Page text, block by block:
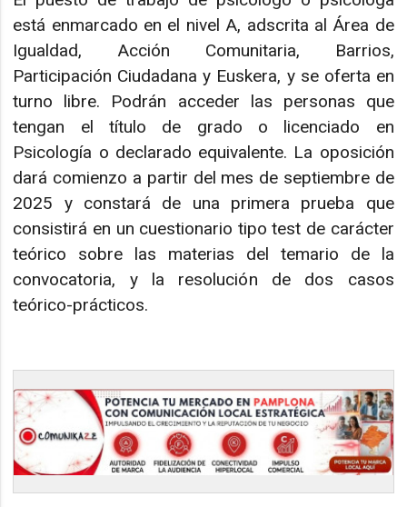
está enmarcado en el nivel A, adscrita al Área de
Igualdad, Acción Comunitaria, Barrios,
Participación Ciudadana y Euskera, y se oferta en
turno libre. Podrán acceder las personas que
tengan el título de grado o licenciado en
Psicología o declarado equivalente. La oposición
dará comienzo a partir del mes de septiembre de
2025 y constará de una primera prueba que
consistirá en un cuestionario tipo test de carácter
teórico sobre las materias del temario de la
convocatoria, y la resolución de dos casos
teórico-prácticos.